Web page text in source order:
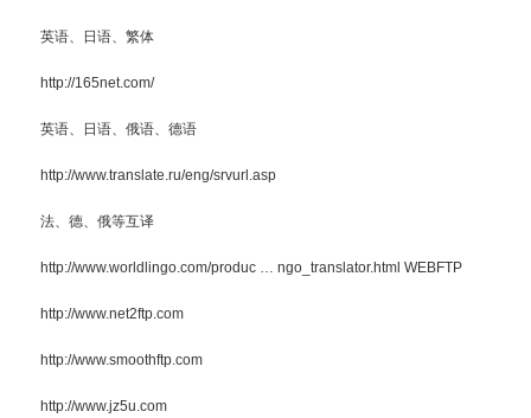
英语、日语、繁体
http://165net.com/
英语、日语、俄语、德语
http://www.translate.ru/eng/srvurl.asp
法、德、俄等互译
http://www.worldlingo.com/produc … ngo_translator.html WEBFTP
http://www.net2ftp.com
http://www.smoothftp.com
http://www.jz5u.com